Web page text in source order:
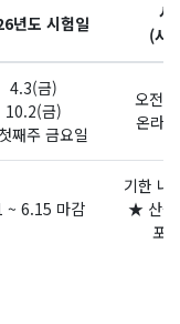
년도 시험일
시
(시
4.3(금)
10.2(금)
째주 금요일
오전
온라
~ 6.15 마감
기한 내
★ 산출
포